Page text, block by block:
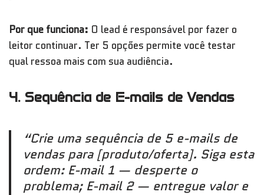
Por que funciona: O lead é responsável por fazer o
leitor continuar. Ter 5 opções permite você testar
qual ressoa mais com sua audiência.
4. Sequência de E-mails de Vendas
“Crie uma sequência de 5 e-mails de
vendas para [produto/oferta]. Siga esta
ordem: E-mail 1 — desperte o
problema; E-mail 2 — entregue valor e